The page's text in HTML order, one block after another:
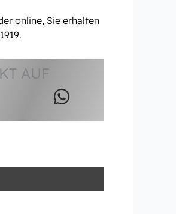
online, Sie erhalten
AUF